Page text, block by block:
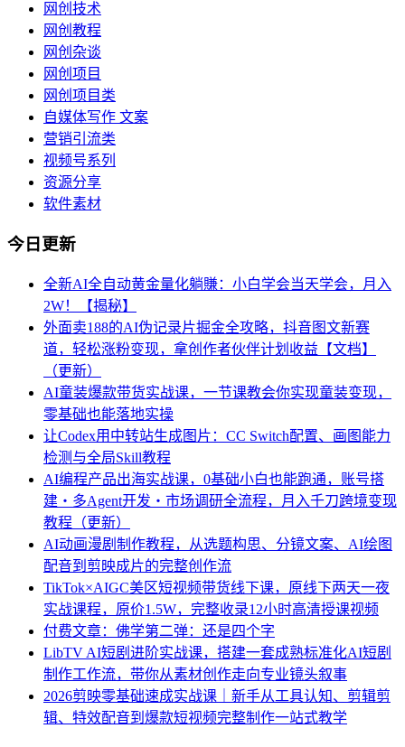
网创技术
网创教程
网创杂谈
网创项目
网创项目类
自媒体写作 文案
营销引流类
视频号系列
资源分享
软件素材
今日更新
全新AI全自动黄金量化躺賺：小白学会当天学会，月入
2W！【揭秘】
外面卖188的AI伪记录片掘金全攻略，抖音图文新赛
道，轻松涨粉变现，拿创作者伙伴计划收益【文档】
（更新）
AI童装爆款带货实战课，一节课教会你实现童装变现，
零基础也能落地实操
让Codex用中转站生成图片：CC Switch配置、画图能力
检测与全局Skill教程
AI编程产品出海实战课，0基础小白也能跑通，账号搭
建・多Agent开发・市场调研全流程，月入千刀跨境变现
教程（更新）
AI动画漫剧制作教程，从选题构思、分镜文案、AI绘图
配音到剪映成片的完整创作流
TikTok×AIGC美区短视频带货线下课，原线下两天一夜
实战课程，原价1.5W，完整收录12小时高清授课视频
付费文章：佛学第二弹：还是四个字
LibTV AI短剧进阶实战课，搭建一套成熟标准化AI短剧
制作工作流，带你从素材创作走向专业镜头叙事
2026剪映零基础速成实战课｜新手从工具认知、剪辑剪
辑、特效配音到爆款短视频完整制作一站式教学